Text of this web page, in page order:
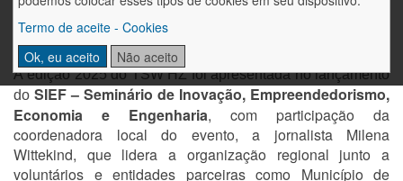
Termo de aceite - Cookies
Ok, eu aceito
Não aceito
networking.
A edição 2025 do TSW HZ foi apresentada no lançamento
do SIEF – Seminário de Inovação, Empreendedorismo,
Economia e Engenharia, com participação da
coordenadora local do evento, a jornalista Milena
Wittekind, que lidera a organização regional junto a
voluntários e entidades parceiras como Município de